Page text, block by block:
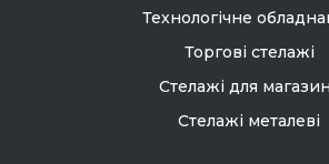
Технологічне
Торгові стелажі
Стелажі для
Стелажі металеві